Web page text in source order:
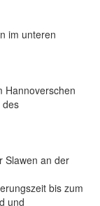
im unteren
Hannoverschen
des
Slawen an der
bis zum
und